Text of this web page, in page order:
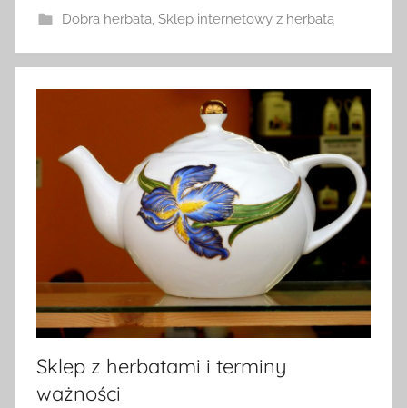
Dobra herbata Sklep internetowy z herbatą
Sklep z herbatami i terminy
ważności